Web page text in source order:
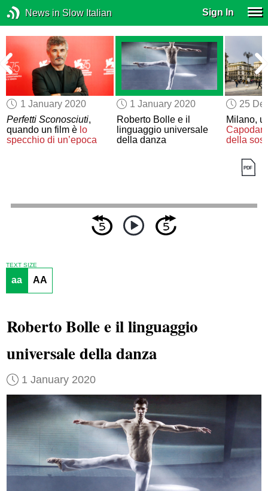
News in Slow Italian Sign In
1 January 2020
Perfetti Sconosciuti,
quando un film è lo
specchio di un’epoca
1 January 2020
Roberto Bolle e il
linguaggio universale
della danza
25
Milano,
della
TEXT SIZE
aa AA
Roberto Bolle e il linguaggio
universale della danza
1 January 2020